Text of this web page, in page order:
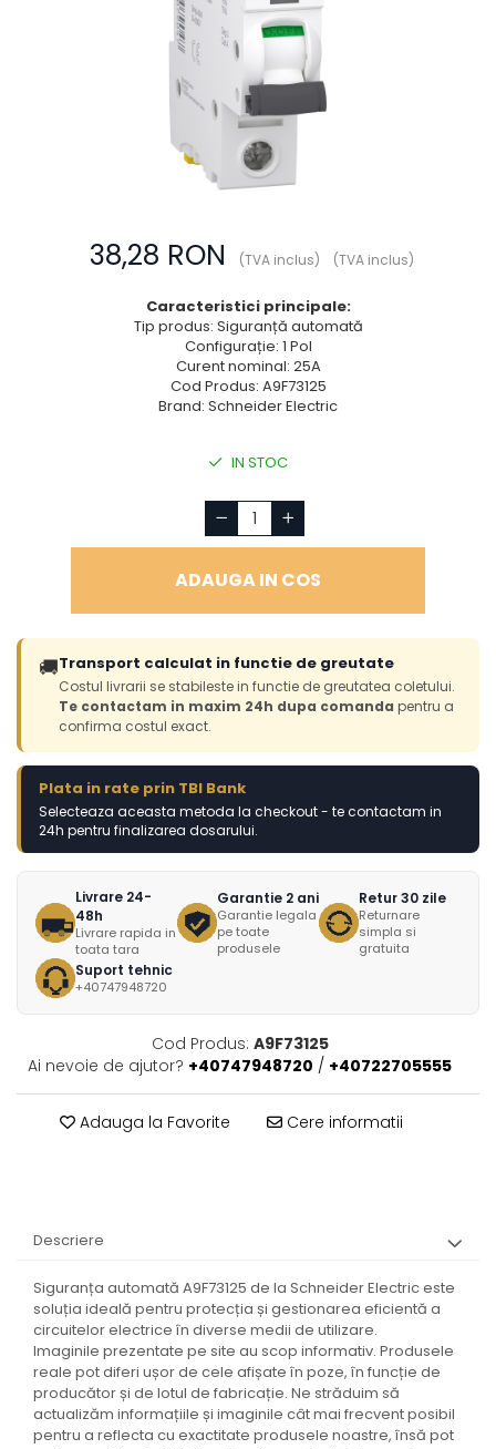
Prize și fișe industriale
Variator de tensiune
Întrerupătoare
38,28 RON (TVA inclus) (TVA inclus)
Caracteristici principale:
Tip produs: Siguranță automată
Configurație: 1 Pol
Curent nominal: 25A
Cod Produs: A9F73125
Brand: Schneider Electric
IN STOC
ADAUGA IN COS
🚚Transport calculat in functie de greutate
Costul livrarii se stabileste in functie de greutatea coletului.
Te contactam in maxim 24h dupa comanda pentru a
confirma costul exact.
Plata in rate prin TBI Bank
Selecteaza aceasta metoda la checkout - te contactam in
24h pentru finalizarea dosarului.
Livrare 24-
48h
Livrare rapida in
toata tara
Garantie 2 ani
Garantie legala
pe toate
produsele
Retur 30 zile
Returnare
simpla si
gratuita
Suport tehnic
+40747948720
Cod Produs: A9F73125
Ai nevoie de ajutor? +40747948720 / +40722705555
Adauga la Favorite Cere informatii
Descriere
Siguranța automată A9F73125 de la Schneider Electric este
soluția ideală pentru protecția și gestionarea eficientă a
circuitelor electrice în diverse medii de utilizare.
Imaginile prezentate pe site au scop informativ. Produsele
reale pot diferi ușor de cele afișate în poze, în funcție de
producător și de lotul de fabricație. Ne străduim să
actualizăm informațiile și imaginile cât mai frecvent posibil
pentru a reflecta cu exactitate produsele noastre, însă pot